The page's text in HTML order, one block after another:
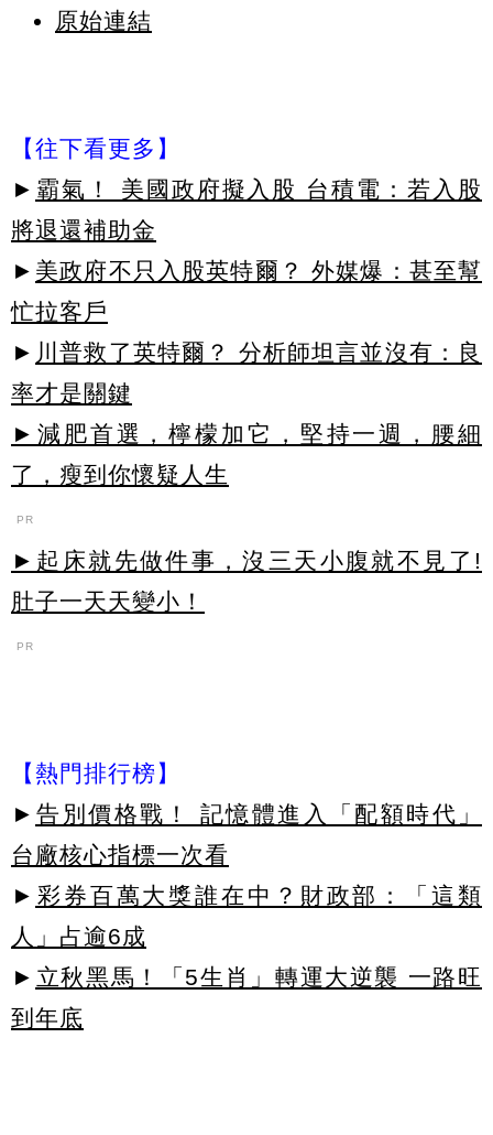
原始連結
【往下看更多】
► 霸氣！ 美國政府擬入股 台積電：若入股
將退還補助金
► 美政府不只入股英特爾？ 外媒爆：甚至幫
忙拉客戶
► 川普救了英特爾？ 分析師坦言並沒有：良
率才是關鍵
►減肥首選，檸檬加它，堅持一週，腰細
了，瘦到你懷疑人生
PR
►起床就先做件事，沒三天小腹就不見了!
肚子一天天變小！
PR
【熱門排行榜】
► 告別價格戰！ 記憶體進入「配額時代」
台廠核心指標一次看
► 彩券百萬大獎誰在中？財政部：「這類
人」占逾6成
► 立秋黑馬！「5生肖」轉運大逆襲 一路旺
到年底